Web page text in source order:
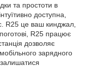
та простоти в
доступна,
R25 це ваш кинджал,
R25 працює
дозволяє
зарядного